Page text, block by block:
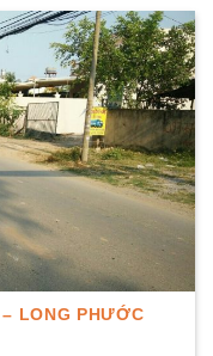
LONG PHƯỚC